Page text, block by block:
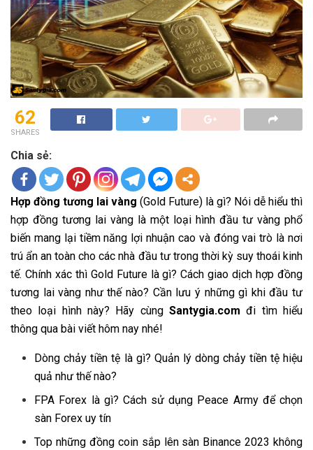
62
SHARES
Chia sẻ:
Hợp đồng tương lai vàng (Gold Future) là gì? Nói dễ hiểu thì
hợp đồng tương lai vàng là một loại hình đầu tư vàng phổ
biến mang lại tiềm năng lợi nhuận cao và đóng vai trò là nơi
trú ẩn an toàn cho các nhà đầu tư trong thời kỳ suy thoái kinh
tế. Chính xác thì Gold Future là gì? Cách giao dịch hợp đồng
tương lai vàng như thế nào? Cần lưu ý những gì khi đầu tư
theo loại hình này? Hãy cùng Santygia.com đi tìm hiểu
thông qua bài viết hôm nay nhé!
Dòng chảy tiền tệ là gì? Quản lý dòng chảy tiền tệ hiệu
quả như thế nào?
FPA Forex là gì? Cách sử dụng Peace Army để chọn
sàn Forex uy tín
Top những đồng coin sắp lên sàn Binance 2023 không